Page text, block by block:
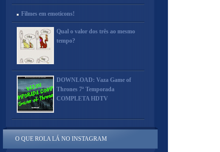
Filmes em emoticons!
Qual o valor dos três ao mesmo
tempo?
DOWNLOAD: Vaza Game of
Thrones 7ª Temporada
COMPLETA HDTV
O QUE ROLA LÁ NO INSTAGRAM